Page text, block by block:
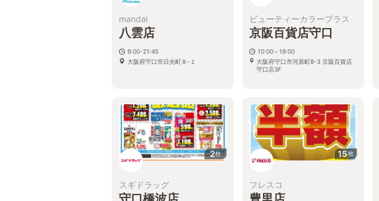
mandai
八雲店
9:00-21:45
大阪府守口市日光町８-１
ビューティーカラープラス
京阪百貨店守口
10:00～19:00
大阪府守口市河原町8-3 京阪百貨店
守口店3F
2枚
スギドラッグ
15枚
フレスコ